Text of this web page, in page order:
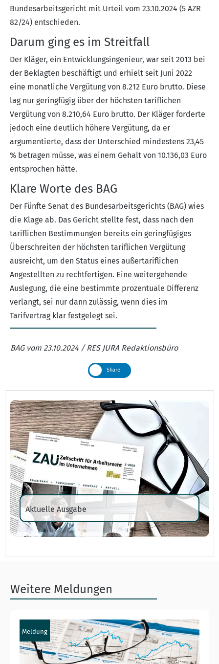
Bundesarbeitsgericht mit Urteil vom 23.10.2024 (5 AZR
82/24) entschieden.
Darum ging es im Streitfall
Der Kläger, ein Entwicklungsingenieur, war seit 2013 bei
der Beklagten beschäftigt und erhielt seit Juni 2022
eine monatliche Vergütung von 8.212 Euro brutto. Diese
lag nur geringfügig über der höchsten tariflichen
Vergütung von 8.210,64 Euro brutto. Der Kläger forderte
jedoch eine deutlich höhere Vergütung, da er
argumentierte, dass der Unterschied mindestens 23,45
% betragen müsse, was einem Gehalt von 10.136,03 Euro
entsprochen hätte.
Klare Worte des BAG
Der Fünfte Senat des Bundesarbeitsgerichts (BAG) wies
die Klage ab. Das Gericht stellte fest, dass nach den
tariflichen Bestimmungen bereits ein geringfügiges
Überschreiten der höchsten tariflichen Vergütung
ausreicht, um den Status eines außertariflichen
Angestellten zu rechtfertigen. Eine weitergehende
Auslegung, die eine bestimmte prozentuale Differenz
verlangt, sei nur dann zulässig, wenn dies im
Tarifvertrag klar festgelegt sei.
BAG vom 23.10.2024 / RES JURA Redaktionsbüro
Share
Aktuelle Ausgabe
Weitere Meldungen
Meldung